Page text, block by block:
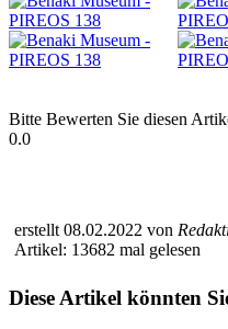
Bitte Bewerten Sie diesen
0.0
erstellt 08.02.2022 von
Artikel: 13682 mal gelesen
Diese Artikel könnten